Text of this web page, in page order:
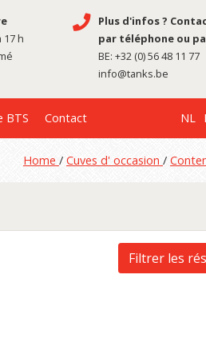
17 h
Plus d'infos ?
par téléphone ou
BE: +32 (0) 56 48 11 77
info@tanks.be
BTS Contact NL
Home / Cuves d' occasion /
Filtrer les